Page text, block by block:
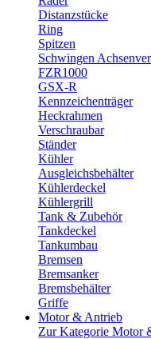
Distanzstücke
Ring
Spitzen
Schwingen
FZR1000
GSX-R
Kennzeichenträger
Heckrahmen
Verschraubar
Ständer
Kühler
Ausgleichsbehälter
Kühlerdeckel
Kühlergrill
Tank & Zubehör
Tankdeckel
Tankumbau
Bremsen
Bremsanker
Bremsbehälter
Griffe
Motor & Antrieb
Zur Kategorie Motor